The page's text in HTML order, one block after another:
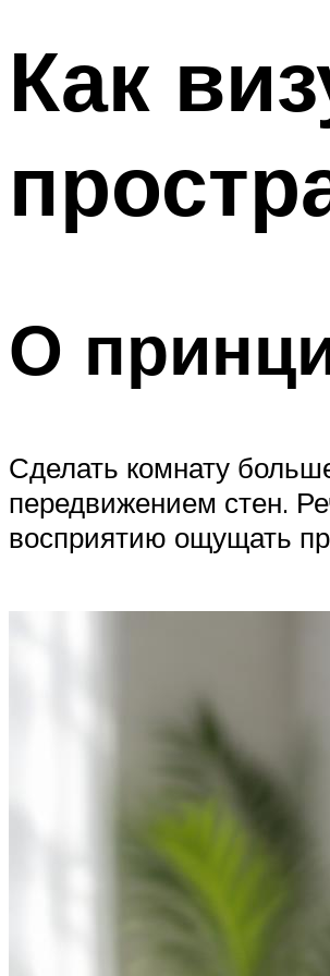
Как
О
Сделать комнату
передвижением стен.
восприятию ощущать